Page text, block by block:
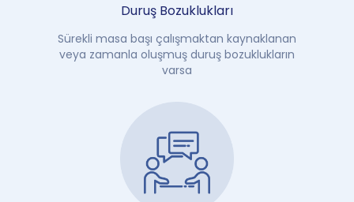
Duruş Bozuklukları
Sürekli masa başı çalışmaktan kaynaklanan
veya zamanla oluşmuş duruş bozuklukların
varsa